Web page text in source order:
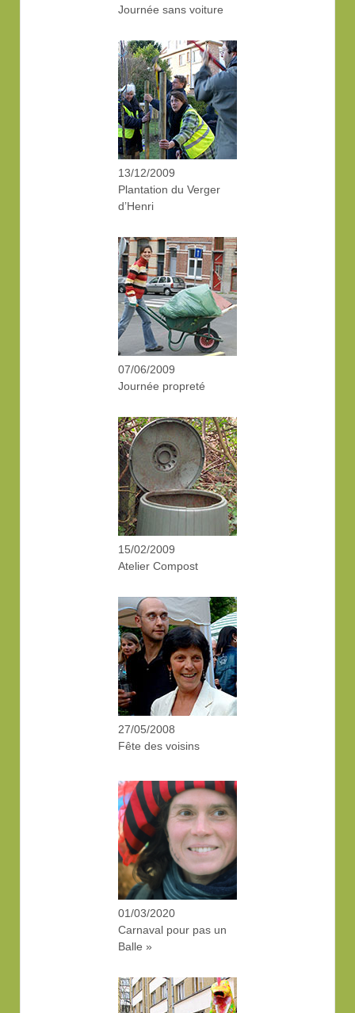
Journée sans voiture
13/12/2009
Plantation du Verger
d’Henri
07/06/2009
Journée propreté
15/02/2009
Atelier Compost
27/05/2008
Fête des voisins
01/03/2020
Carnaval pour pas un
Balle »